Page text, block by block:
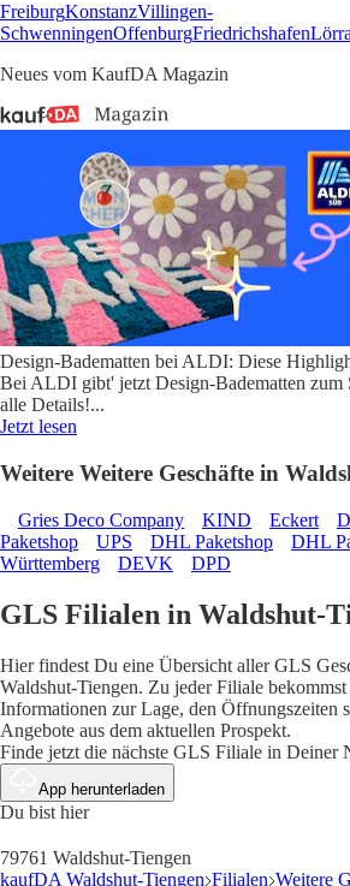
FreiburgKonstanzVillingen-
SchwenningenOffenburgFriedrichshafen
Neues vom KaufDA Magazin
Design-Badematten bei ALDI: Diese
Bei ALDI gibt' jetzt Design-Badematten zum
alle Details!...
Jetzt lesen
Weitere Weitere Geschäfte in
Gries Deco Company KIND Eckert
Paketshop
UPS DHL Paketshop DHL
Württemberg
DEVK DPD
GLS Filialen in Waldshut-
Hier findest Du eine Übersicht aller GLS
Waldshut-Tiengen. Zu jeder Filiale
Informationen zur Lage, den Öffnungszeiten
Angebote aus dem aktuellen Prospekt.
Finde jetzt die nächste GLS Filiale in Deiner
App herunterladen
Du bist hier
79761 Waldshut-Tiengen
kaufDA Waldshut-Tiengen Filialen Weitere